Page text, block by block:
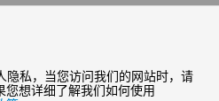
计艺术有限公司 版权所有
隐私，当您访问我们的网站时，请
您想详细了解我们如何使用